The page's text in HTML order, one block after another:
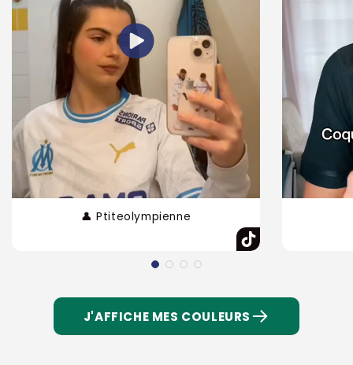
👤 Ptiteolympienne
J'AFFICHE MES COULEURS